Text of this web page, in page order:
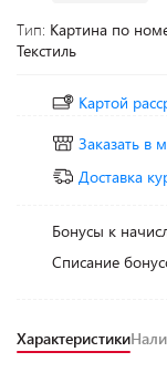
Тип: Картина по
Текстиль
Картой
Заказать в
Доставка
Бонусы к
Списание
Характеристики